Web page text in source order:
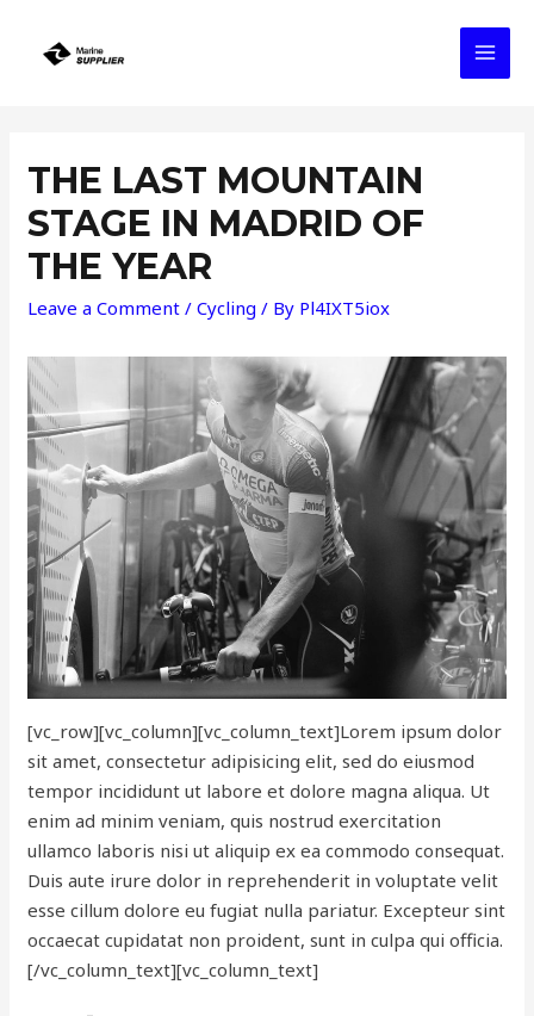
content
THE LAST MOUNTAIN
STAGE IN MADRID OF
THE YEAR
Leave a Comment /Cycling / By Pl4IXT5iox
[vc_row][vc_column][vc_column_text]Lorem ipsum dolor
sit amet, consectetur adipisicing elit, sed do eiusmod
tempor incididunt ut labore et dolore magna aliqua. Ut
enim ad minim veniam, quis nostrud exercitation
ullamco laboris nisi ut aliquip ex ea commodo consequat.
Duis aute irure dolor in reprehenderit in voluptate velit
esse cillum dolore eu fugiat nulla pariatur. Excepteur sint
occaecat cupidatat non proident, sunt in culpa qui officia.
[/vc_column_text][vc_column_text]